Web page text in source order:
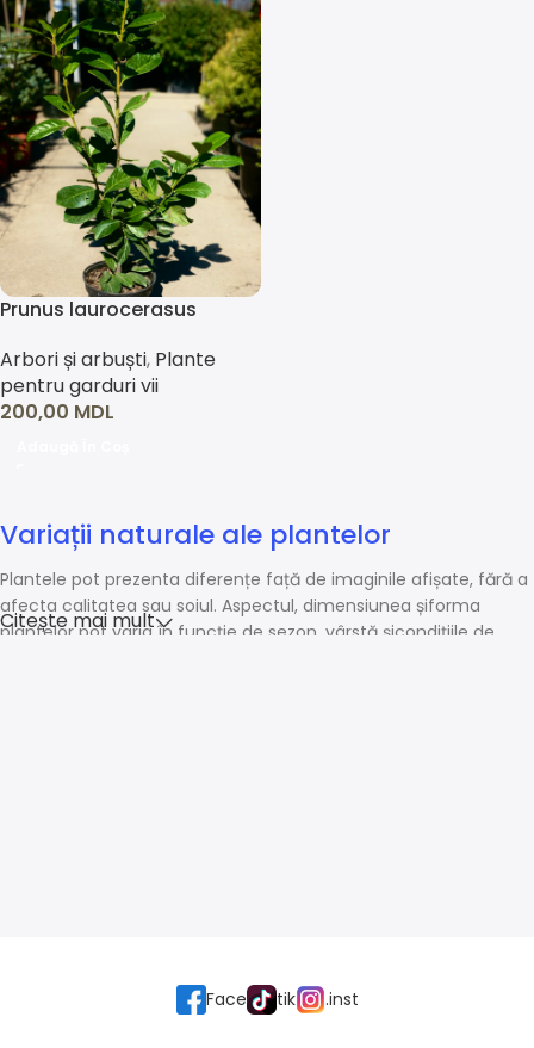
Prunus laurocerasus
Arbori și arbuști, Plante
pentru garduri vii
200,00 MDL
Variații naturale ale plantelor
Plantele pot prezenta diferențe față de imaginile afișate, fără a
afecta calitatea sau soiul. Aspectul, dimensiunea șiforma
plantelor pot varia în funcție de sezon, vârstă șicondițiile de
Citește mai mult
Face tik .inst